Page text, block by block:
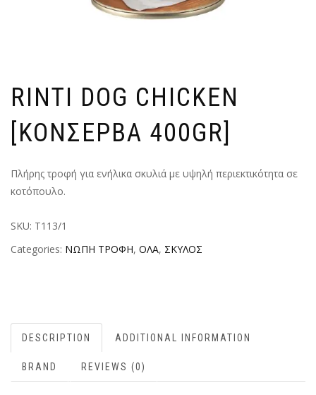
RINTI DOG CHICKEN
[ΚΟΝΣΕΡΒΑ 400GR]
Πλήρης τροφή για ενήλικα σκυλιά με υψηλή περιεκτικότητα σε
κοτόπουλο.
SKU: T113/1
Categories: ΝΩΠΗ ΤΡΟΦΗ, ΟΛΑ, ΣΚΥΛΟΣ
DESCRIPTION ADDITIONAL INFORMATION
BRAND REVIEWS (0)